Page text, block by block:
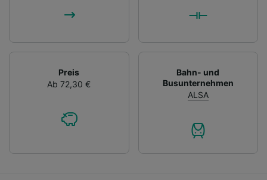
Preis
Ab 72,30 €
Bahn- und
Busunternehmen
ALSA